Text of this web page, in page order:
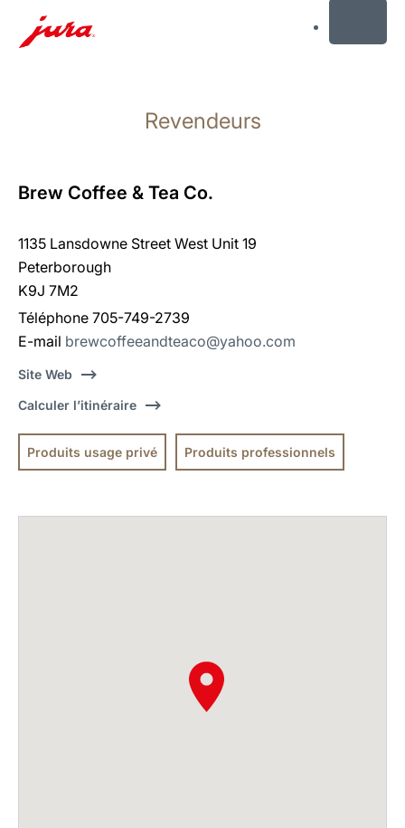
recherche
Revendeurs
Brew Coffee & Tea Co.
1135 Lansdowne Street West Unit 19
Peterborough
K9J 7M2
Téléphone 705-749-2739
E-mail brewcoffeeandteaco@yahoo.com
Site Web
Calculer l’itinéraire
Produits usage privé Produits professionnels